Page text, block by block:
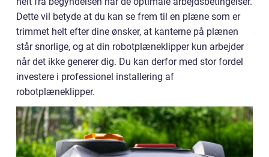
Dette vil betyde at du kan se frem til en plæne som er
trimmet helt efter dine ønsker, at kanterne på plænen
står snorlige, og at din robotplæneklipper kun arbejder
når det ikke generer dig. Du kan derfor med stor fordel
investere i professionel installering af
robotplæneklipper.